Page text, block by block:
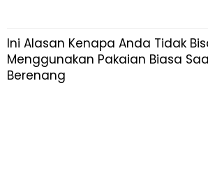
Ini Alasan Kenapa Anda Tidak
Menggunakan Pakaian Biasa
Berenang